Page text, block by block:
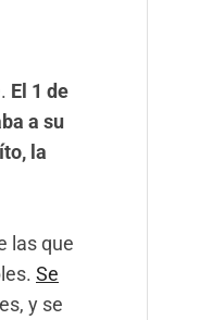
El 1 de
a su
la
las que
Se
y se